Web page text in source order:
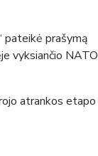
pateikė prašymą
vyksiančio NATO
atrankos etapo